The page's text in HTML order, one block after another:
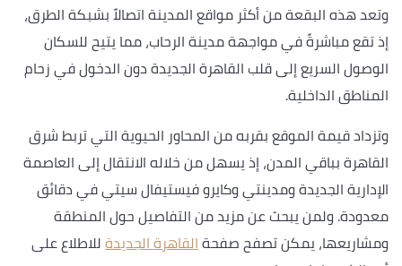
وتعد هذه البقعة من أكثر مواقع المدينة اتصالاً بشبكة الطرق،
إذ تقع مباشرةً في مواجهة مدينة الرحاب، مما يتيح للسكان
الوصول السريع إلى قلب القاهرة الجديدة دون الدخول في زحام
المناطق الداخلية.
وتزداد قيمة الموقع بقربه من المحاور الحيوية التي تربط شرق
القاهرة بباقي المدن، إذ يسهل من خلاله الانتقال إلى العاصمة
الإدارية الجديدة ومدينتي وكايرو فيستيفال سيتي في دقائق
معدودة. ولمن يبحث عن مزيد من التفاصيل حول المنطقة
ومشاريعها، يمكن تصفح صفحةالقاهرة الجديدةللاطلاع على